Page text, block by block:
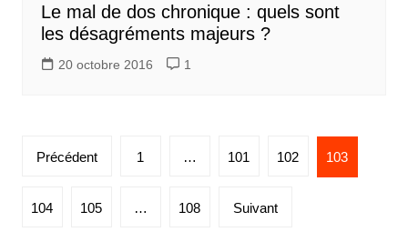
Le mal de dos chronique : quels sont
les désagréments majeurs ?
20 octobre 2016 1
Pagination
publications
Précédent 1 … 101 102 103
104 105 … 108 Suivant